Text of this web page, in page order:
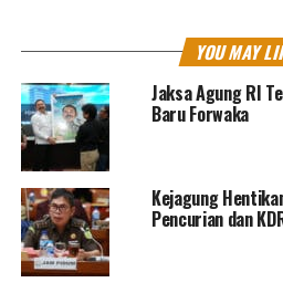
Ketut Sumedana membeberkan,
dihentikan penuntutannya
restoratifyaitu,
1. Tersangka Untung Gunawan
dari Kejaksaan Negeri Tanah
YOU MAY
Jaksa Agung RI
Baru Forwaka
Kejagung
Pencurian dan